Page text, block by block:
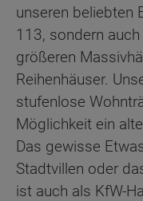
unseren beliebten
113, sondern
größeren
Reihenhäuser.
stufenlose
Möglichkeit ein
Das gewisse
Stadtvillen oder
ist auch als KfW-